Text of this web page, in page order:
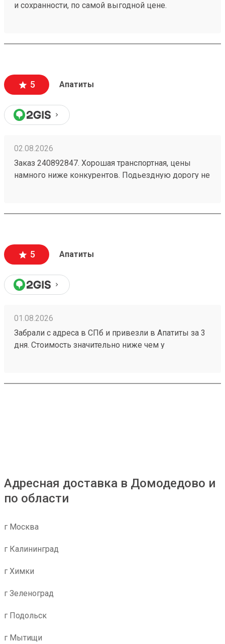
и сохранности, по самой выгодной цене.
5 Апатиты
02.08.2026
Заказ 240892847. Хорошая транспортная, цены
намного ниже конкурентов. Подьездную дорогу не
подскажут как лучше упаковать. Заказы
5 Апатиты
01.08.2026
Забрали с адреса в СПб и привезли в Апатиты за 3
дня. Стоимость значительно ниже чем у
компанией! Номер заказа 260691900.
Адресная доставка в Домодедово и
по области
г Москва
г Калининград
г Химки
г Зеленоград
г Подольск
г Мытищи